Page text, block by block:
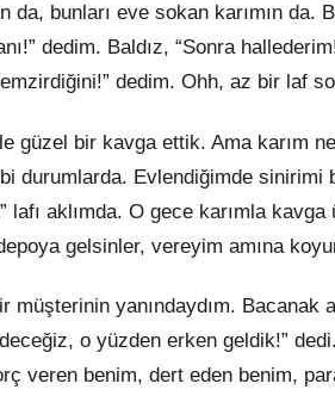
da, bunları eve sokan karımın
dedim. Baldız, “Sonra
dedim. Ohh, az bir laf
güzel bir kavga ettik. Ama karım
durumlarda. Evlendiğimde sinirimi
lafı aklımda. O gece karımla
gelsinler, vereyim amına
müşterinin yanındaydım. Bacanak
o yüzden erken geldik!”
veren benim, dert eden benim,